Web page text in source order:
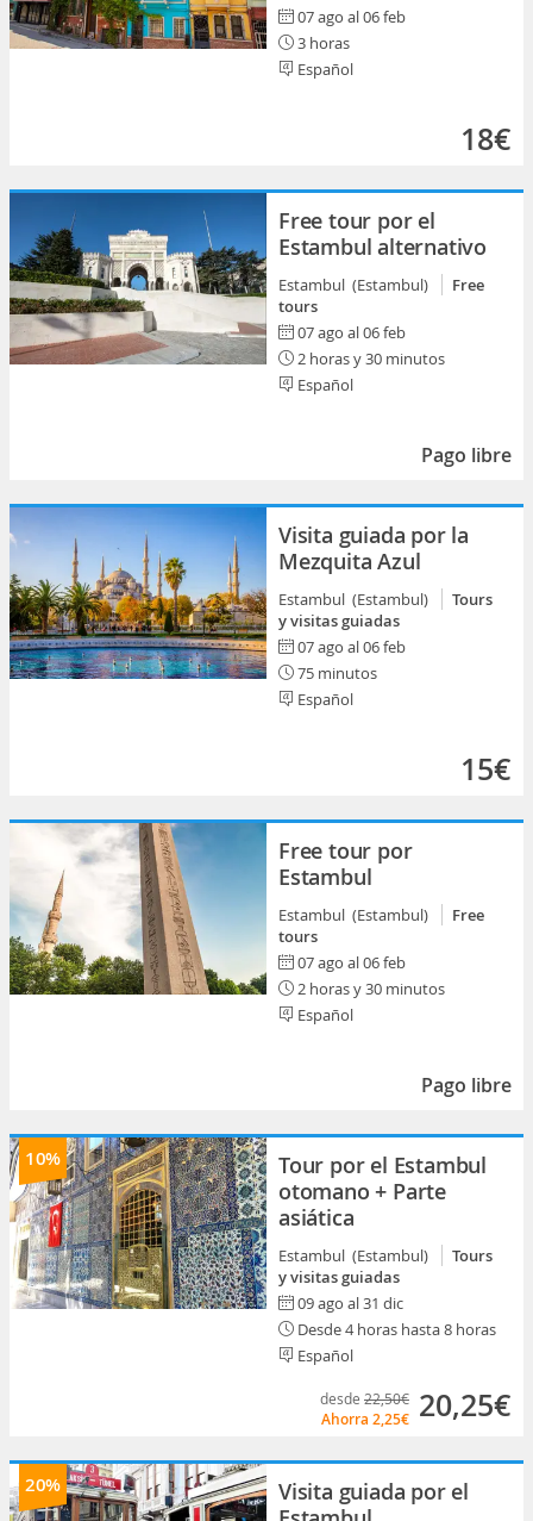
07 ago al 06 feb
3 horas
Español
18€
Free tour por el
Estambul alternativo
Estambul (Estambul)
Free
tours
07 ago al 06 feb
2 horas y 30 minutos
Español
Pago libre
Visita guiada por la
Mezquita Azul
Estambul (Estambul)
Tours
y visitas guiadas
07 ago al 06 feb
75 minutos
Español
15€
Free tour por
Estambul
Estambul (Estambul)
Free
tours
07 ago al 06 feb
2 horas y 30 minutos
Español
Pago libre
10%
Tour por el Estambul
otomano + Parte
asiática
Estambul (Estambul)
Tours
y visitas guiadas
09 ago al 31 dic
Desde 4 horas hasta 8 horas
Español
desde 22,50€
Ahorra 2,25€ 20,25€
20%
Visita guiada por el